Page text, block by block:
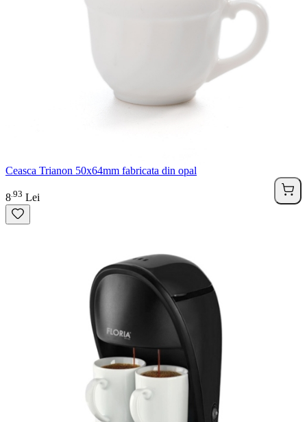
Ceasca Trianon 50x64mm fabricata din opal
8 93 Lei